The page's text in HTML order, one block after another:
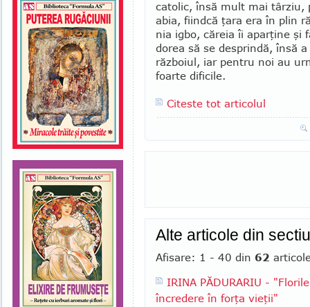
catolic, însă mult mai târziu,
abia, fiindcă ţara era în plin
nia igbo, căreia îi aparţine şi
dorea să se desprindă, însă
războiul, iar pentru noi au
foarte dificile.
Citeste tot articolul
Alte articole din
Afisare: 1 - 40 din 62
IRINA PĂDURARIU -
încredere în forţa vieţii"